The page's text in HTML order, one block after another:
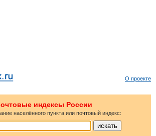
О проекте
индексы России
населённого пункта или почтовый индекс: